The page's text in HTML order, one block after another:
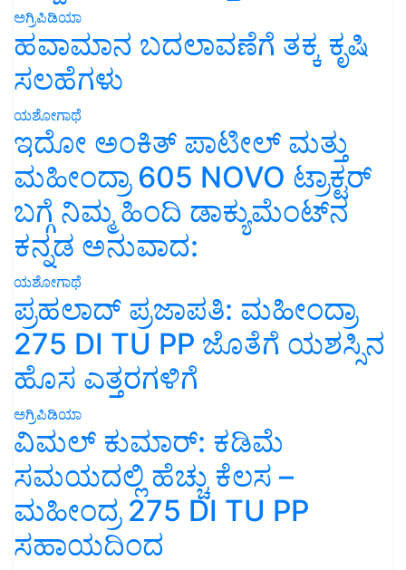
ಅಗ್ರಿಪಿಡಿಯಾ
ಹವಾಮಾನ ಬದಲಾವಣೆಗೆ ತಕ್ಕ ಕೃಷಿ
ಸಲಹೆಗಳು
ಯಶೋಗಾಥೆ
ಇದೋ ಅಂಕಿತ್ ಪಾಟೀಲ್ ಮತ್ತು
ಮಹೀಂದ್ರಾ 605 NOVO ಟ್ರಾಕ್ಟರ್
ಬಗ್ಗೆ ನಿಮ್ಮ ಹಿಂದಿ ಡಾಕ್ಯುಮೆಂಟ್‌ನ
ಕನ್ನಡ ಅನುವಾದ:
ಯಶೋಗಾಥೆ
ಪ್ರಹಲಾದ್ ಪ್ರಜಾಪತಿ: ಮಹೀಂದ್ರಾ
275 DI TU PP ಜೊತೆಗೆ ಯಶಸ್ಸಿನ
ಹೊಸ ಎತ್ತರಗಳಿಗೆ
ಅಗ್ರಿಪಿಡಿಯಾ
ವಿಮಲ್ ಕುಮಾರ್: ಕಡಿಮೆ
ಸಮಯದಲ್ಲಿ ಹೆಚ್ಚು ಕೆಲಸ –
ಮಹೀಂದ್ರ 275 DI TU PP
ಸಹಾಯದಿಂದ